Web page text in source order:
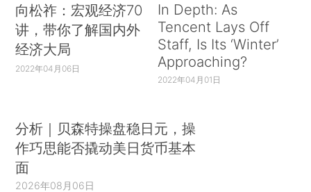
向松祚：宏观经济70
讲，带你了解国内外
经济大局
2022年04月06日
In Depth: As
Tencent Lays Off
Staff, Is Its ‘Winter’
Approaching?
2022年04月01日
分析｜贝森特操盘稳日元，操
作巧思能否撬动美日货币基本
面
2026年08月06日